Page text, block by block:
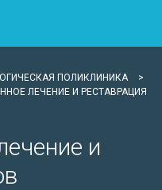
ПОЛИКЛИНИКА
>
ЛЕЧЕНИЕ И РЕСТАВРАЦИЯ
и